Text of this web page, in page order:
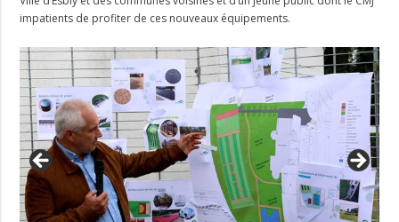
impatients de profiter de ces nouveaux équipements.